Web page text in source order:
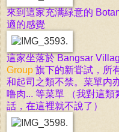
來到這家充满緑意的
適的感覺
這家坐落於 Bangsar
Group 旗下的新甞試，所
和起司之類不禁。菜單内
噜肉... 等菜單 （我對這
話，在這裡就不說了）